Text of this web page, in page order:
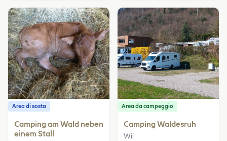
Area di sosta
Camping am Wald neben
einem Stall
Area da campeggio
Camping Waldesruh
Wil